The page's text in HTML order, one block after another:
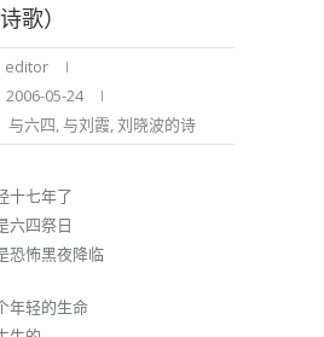
诗歌）
editor
2006-05-24
与六四,与刘霞,刘晓波的诗
十七年了
六四祭日
恐怖黑夜降临
年轻的生命